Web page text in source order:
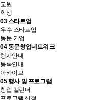
교원
학생
03스타트업
우수 스타트업
동문 기업
04동문창업네트워크
행사안내
등록안내
아카이브
05행사 및 프로그램
창업 캘린더
프로그램 신청